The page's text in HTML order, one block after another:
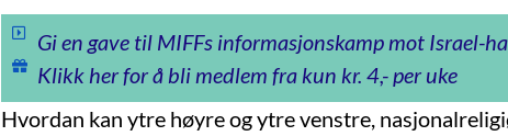
Gi en gave til MIFFs informasjonskamp mot Israel-
Klikk her for å bli medlem fra kun kr. 4,- per uke
Hvordan kan ytre høyre og ytre venstre,